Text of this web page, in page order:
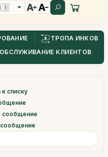
ТРОПА ИНКОВ
ОБСЛУЖИВАНИЕ КЛИЕНТОВ
списку